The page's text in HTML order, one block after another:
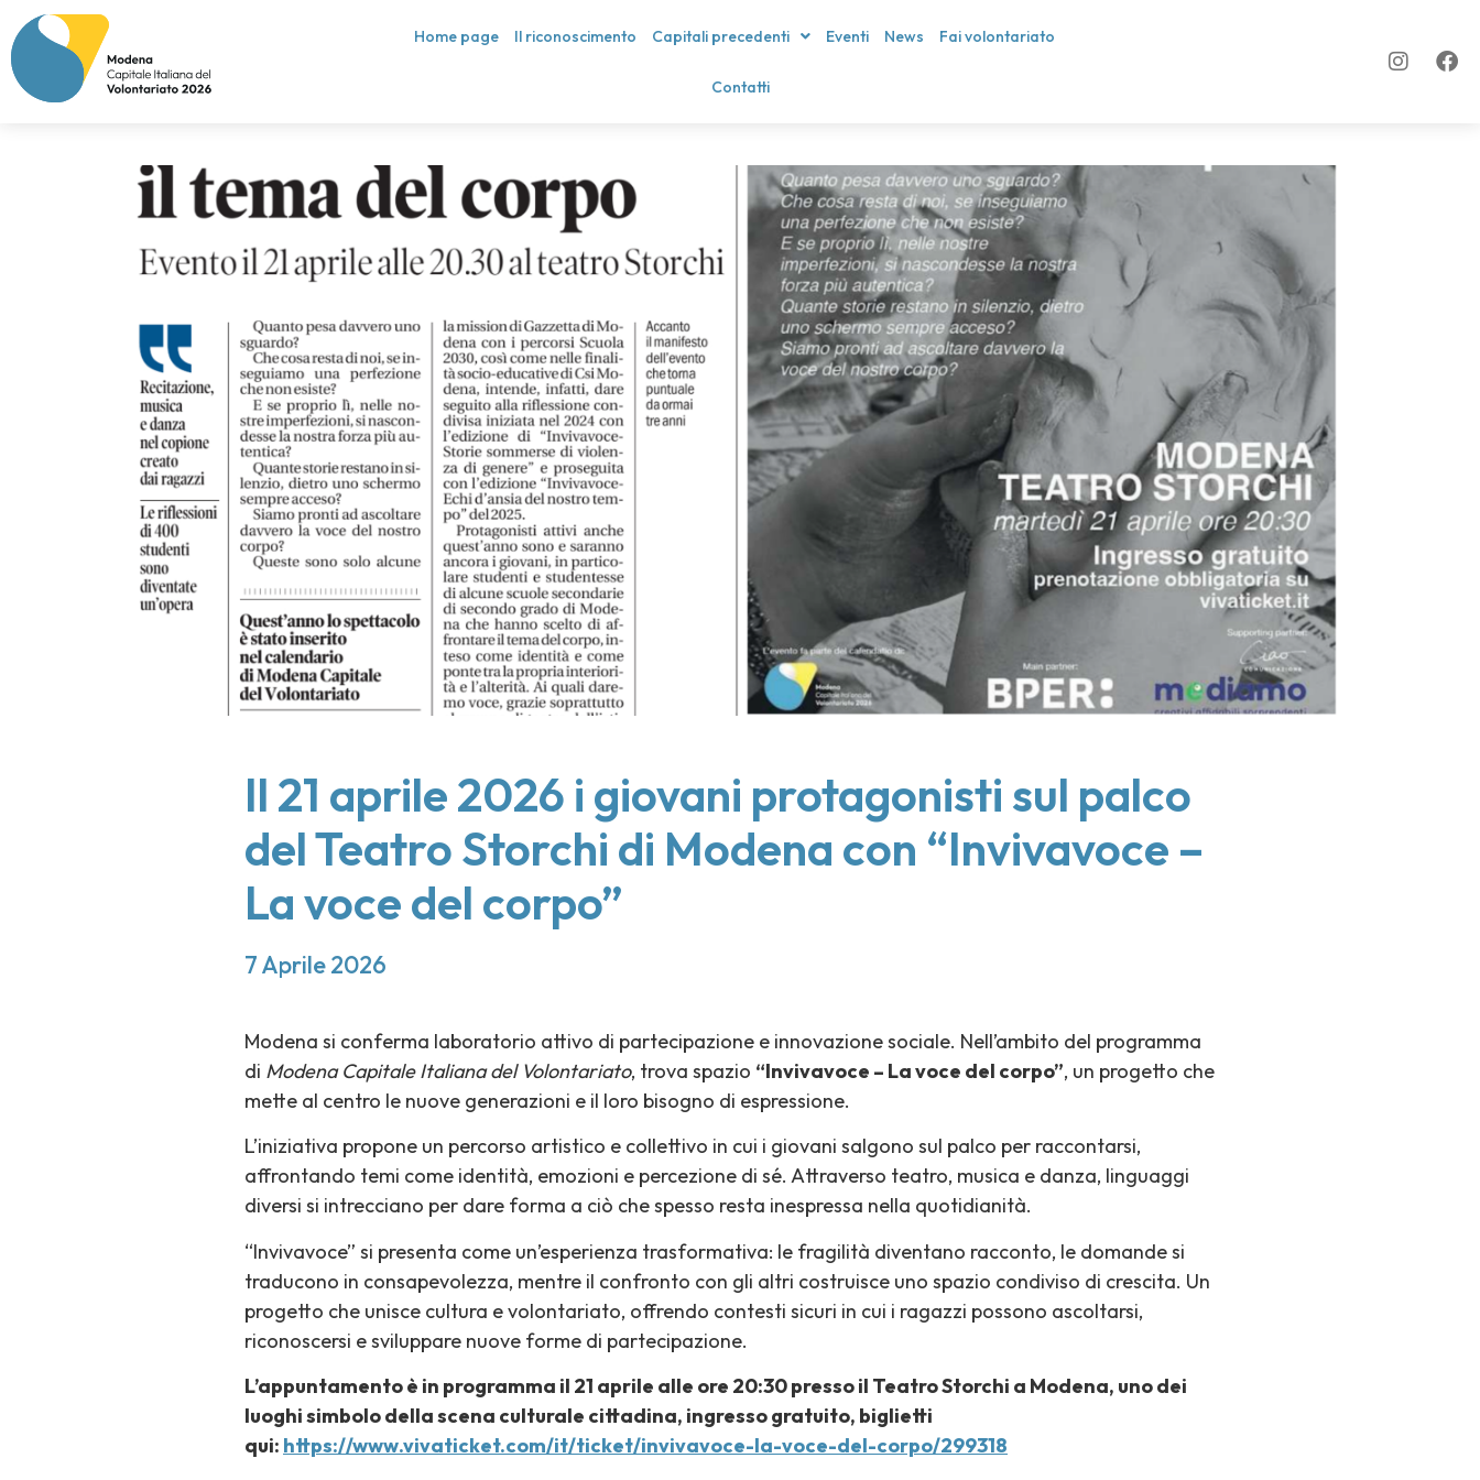
Home page Il riconoscimento Capitali precedenti Eventi News Fai volontariato
Contatti
Il 21 aprile 2026 i giovani protagonisti sul palco
del Teatro Storchi di Modena con “Invivavoce –
La voce del corpo”
7 Aprile 2026
Modena si conferma laboratorio attivo di partecipazione e innovazione sociale. Nell’ambito del programma
di Modena Capitale Italiana del Volontariato, trova spazio “Invivavoce – La voce del corpo”, un progetto che
mette al centro le nuove generazioni e il loro bisogno di espressione.
L’iniziativa propone un percorso artistico e collettivo in cui i giovani salgono sul palco per raccontarsi,
affrontando temi come identità, emozioni e percezione di sé. Attraverso teatro, musica e danza, linguaggi
diversi si intrecciano per dare forma a ciò che spesso resta inespressa nella quotidianità.
“Invivavoce” si presenta come un’esperienza trasformativa: le fragilità diventano racconto, le domande si
traducono in consapevolezza, mentre il confronto con gli altri costruisce uno spazio condiviso di crescita. Un
progetto che unisce cultura e volontariato, offrendo contesti sicuri in cui i ragazzi possono ascoltarsi,
riconoscersi e sviluppare nuove forme di partecipazione.
L’appuntamento è in programma il 21 aprile alle ore 20:30 presso il Teatro Storchi a Modena, uno dei
luoghi simbolo della scena culturale cittadina, ingresso gratuito, biglietti
qui: https://www.vivaticket.com/it/ticket/invivavoce-la-voce-del-corpo/299318